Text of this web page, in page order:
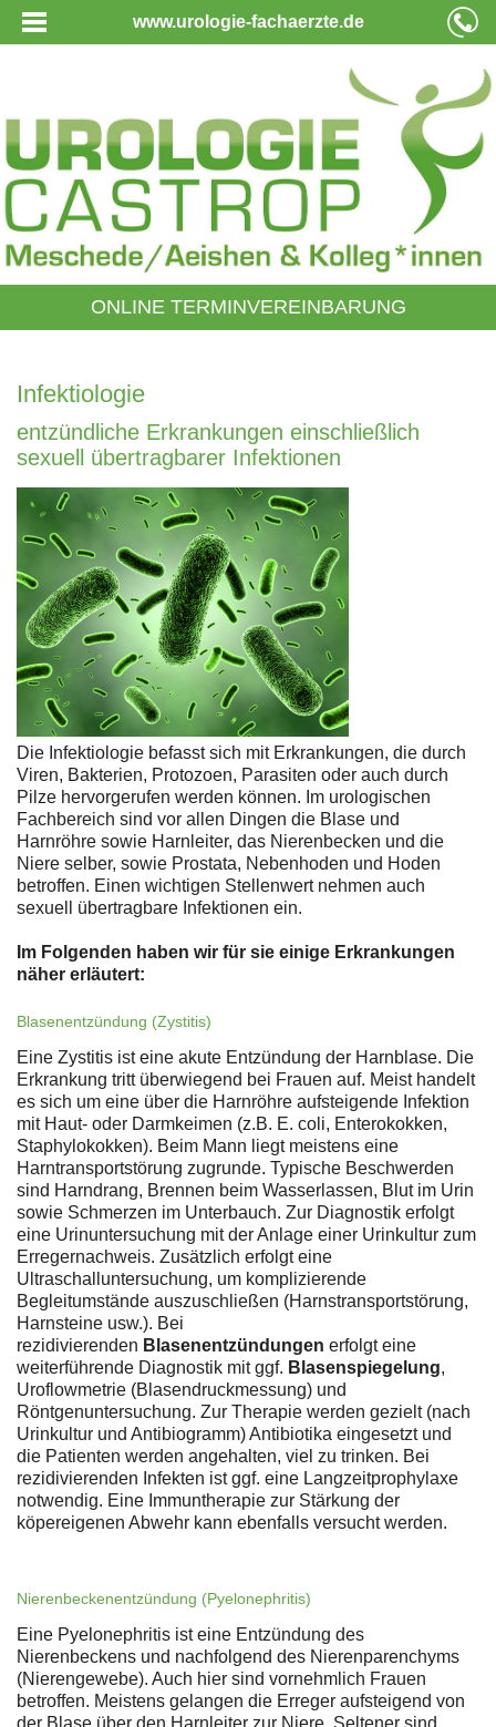
www.urologie-fachaerzte.de
ONLINE TERMINVEREINBARUNG
Infektiologie
entzündliche Erkrankungen einschließlich
sexuell übertragbarer Infektionen
Die Infektiologie befasst sich mit Erkrankungen, die durch
Viren, Bakterien, Protozoen, Parasiten oder auch durch
Pilze hervorgerufen werden können. Im urologischen
Fachbereich sind vor allen Dingen die Blase und
Harnröhre sowie Harnleiter, das Nierenbecken und die
Niere selber, sowie Prostata, Nebenhoden und Hoden
betroffen. Einen wichtigen Stellenwert nehmen auch
sexuell übertragbare Infektionen ein.
Im Folgenden haben wir für sie einige Erkrankungen
näher erläutert:
Blasenentzündung (Zystitis)
Eine Zystitis ist eine akute Entzündung der Harnblase. Die
Erkrankung tritt überwiegend bei Frauen auf. Meist handelt
es sich um eine über die Harnröhre aufsteigende Infektion
mit Haut- oder Darmkeimen (z.B. E. coli, Enterokokken,
Staphylokokken). Beim Mann liegt meistens eine
Harntransportstörung zugrunde. Typische Beschwerden
sind Harndrang, Brennen beim Wasserlassen, Blut im Urin
sowie Schmerzen im Unterbauch. Zur Diagnostik erfolgt
eine Urinuntersuchung mit der Anlage einer Urinkultur zum
Erregernachweis. Zusätzlich erfolgt eine
Ultraschalluntersuchung, um komplizierende
Begleitumstände auszuschließen (Harnstransportstörung,
Harnsteine usw.). Bei
rezidivierenden Blasenentzündungen erfolgt eine
weiterführende Diagnostik mit ggf. Blasenspiegelung,
Uroflowmetrie (Blasendruckmessung) und
Röntgenuntersuchung. Zur Therapie werden gezielt (nach
Urinkultur und Antibiogramm) Antibiotika eingesetzt und
die Patienten werden angehalten, viel zu trinken. Bei
rezidivierenden Infekten ist ggf. eine Langzeitprophylaxe
notwendig. Eine Immuntherapie zur Stärkung der
köpereigenen Abwehr kann ebenfalls versucht werden.
Nierenbeckenentzündung (Pyelonephritis)
Eine Pyelonephritis ist eine Entzündung des
Nierenbeckens und nachfolgend des Nierenparenchyms
(Nierengewebe). Auch hier sind vornehmlich Frauen
betroffen. Meistens gelangen die Erreger aufsteigend von
der Blase über den Harnleiter zur Niere. Seltener sind